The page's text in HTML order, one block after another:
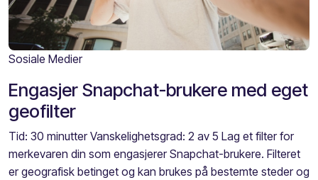
Sosiale Medier
Engasjer Snapchat-brukere med eget
geofilter
Tid: 30 minutter Vanskelighetsgrad: 2 av 5 Lag et filter for
merkevaren din som engasjerer Snapchat-brukere. Filteret
er geografisk betinget og kan brukes på bestemte steder og